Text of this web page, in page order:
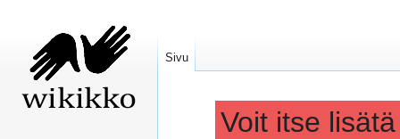
Voit itse
Sivu